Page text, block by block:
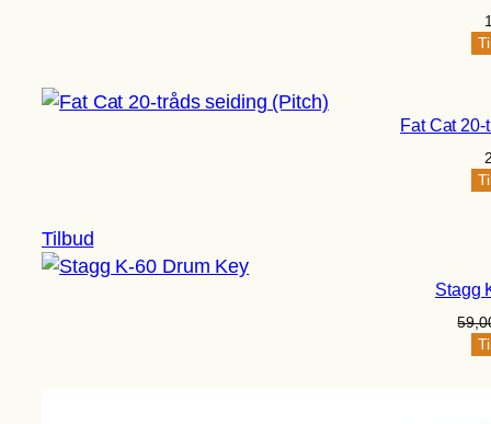
Fat Cat
TilbudVare
på
Stagg